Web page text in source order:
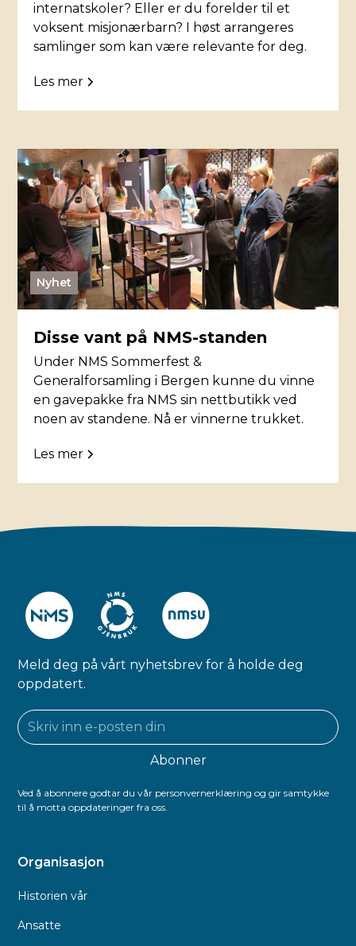
internatskoler? Eller er du forelder til et
voksent misjonærbarn? I høst arrangeres
samlinger som kan være relevante for deg.
Les mer
Nyhet
Disse vant på NMS-standen
Under NMS Sommerfest &
Generalforsamling i Bergen kunne du vinne
en gavepakke fra NMS sin nettbutikk ved
noen av standene. Nå er vinnerne trukket.
Les mer
Meld deg på vårt nyhetsbrev for å holde deg
oppdatert.
Ved å abonnere godtar du vår personvernerklæring og gir samtykke
til å motta oppdateringer fra oss.
Organisasjon
Historien vår
Ansatte